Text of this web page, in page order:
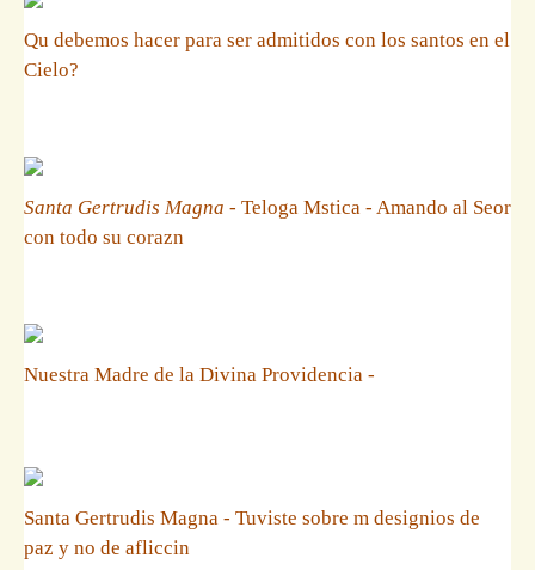
Qu debemos hacer para ser admitidos con los santos en el
Cielo?
Santa Gertrudis Magna - Teloga Mstica - Amando al Seor
con todo su corazn
Nuestra Madre de la Divina Providencia -
Santa Gertrudis Magna - Tuviste sobre m designios de
paz y no de afliccin